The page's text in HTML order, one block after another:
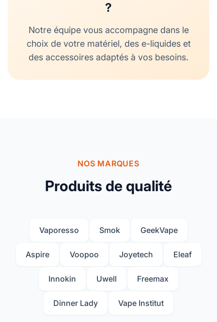
?
Notre équipe vous accompagne dans le
choix de votre matériel, des e-liquides et
des accessoires adaptés à vos besoins.
NOS MARQUES
Produits de qualité
Vaporesso Smok GeekVape
Aspire Voopoo Joyetech Eleaf
Innokin Uwell Freemax
Dinner Lady Vape Institut